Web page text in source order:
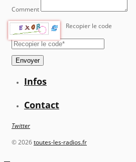
Comment
Recopier le code
Envoyer
Infos
Contact
Twitter
©2026toutes-les-radios.fr